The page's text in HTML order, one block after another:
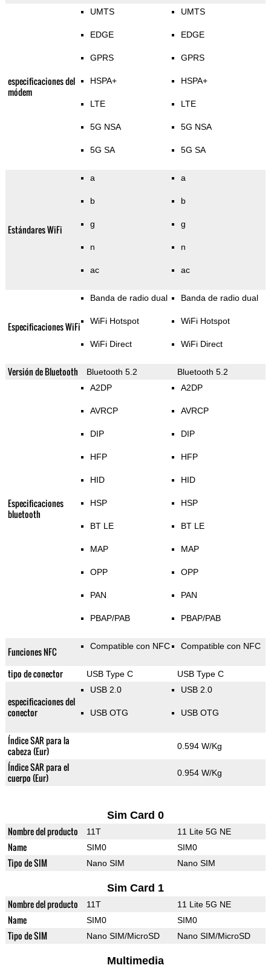
especificaciones del
módem
UMTS
EDGE
GPRS
HSPA+
LTE
5G NSA
5G SA
UMTS
EDGE
GPRS
HSPA+
LTE
5G NSA
5G SA
Estándares WiFi
a
b
g
n
ac
a
b
g
n
ac
Especificaciones WiFi
Banda de radio dual
WiFi Hotspot
WiFi Direct
Banda de radio dual
WiFi Hotspot
WiFi Direct
Versión de Bluetooth Bluetooth 5.2 Bluetooth 5.2
Especificaciones
bluetooth
A2DP
AVRCP
DIP
HFP
HID
HSP
BT LE
MAP
OPP
PAN
PBAP/PAB
A2DP
AVRCP
DIP
HFP
HID
HSP
BT LE
MAP
OPP
PAN
PBAP/PAB
Funciones NFC Compatible con NFC Compatible con NFC
tipo de conector USB Type C USB Type C
especificaciones del
conector
USB 2.0
USB OTG
USB 2.0
USB OTG
Índice SAR para la
cabeza (Eur)
0.594 W/Kg
Índice SAR para el
cuerpo (Eur)
0.954 W/Kg
Sim Card 0
Nombre del producto 11T 11 Lite 5G NE
Name SIM0 SIM0
Tipo de SIM Nano SIM Nano SIM
Sim Card 1
Nombre del producto 11T 11 Lite 5G NE
Name SIM0 SIM0
Tipo de SIM Nano SIM/MicroSD Nano SIM/MicroSD
Multimedia